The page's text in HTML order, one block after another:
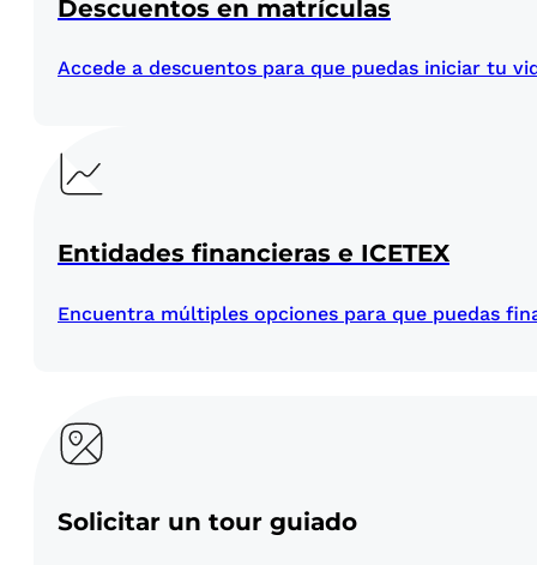
Descuentos en matrículas
Accede a descuentos para que puedas iniciar tu
Entidades financieras e ICETEX
Encuentra múltiples opciones para que puedas
Solicitar un tour guiado